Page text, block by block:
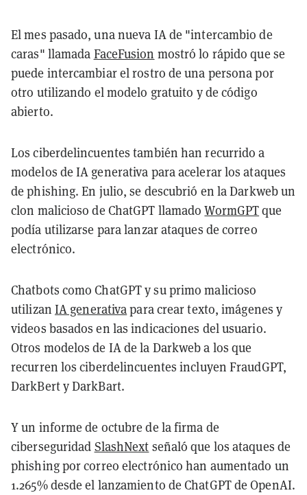
El mes pasado, una nueva IA de "intercambio de
caras" llamada FaceFusion mostró lo rápido que se
puede intercambiar el rostro de una persona por
otro utilizando el modelo gratuito y de código
abierto.
Los ciberdelincuentes también han recurrido a
modelos de IA generativa para acelerar los ataques
de phishing. En julio, se descubrió en la Darkweb un
clon malicioso de ChatGPT llamadoWormGPTque
podía utilizarse para lanzar ataques de correo
electrónico.
Chatbots como ChatGPT y su primo malicioso
utilizan IA generativapara crear texto, imágenes y
videos basados en las indicaciones del usuario.
Otros modelos de IA de la Darkweb a los que
recurren los ciberdelincuentes incluyen FraudGPT,
DarkBert y DarkBart.
Y un informe de octubre de la firma de
ciberseguridad SlashNext señaló que los ataques de
phishing por correo electrónico han aumentado un
1.265% desde el lanzamiento de ChatGPT de OpenAI.